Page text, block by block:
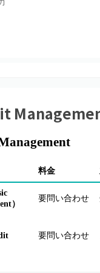
料金
）
要問い合わせ
要問い合わせ